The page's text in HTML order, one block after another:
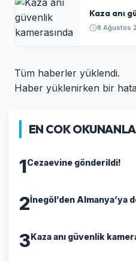
Kaza anı
8 Ağustos
Tüm haberler yüklendi.
Haber yüklenirken bir
EN COK
1Cezaevine gönderildi!
2İnegöl’den Almanya’ya
3Kaza anı güvenlik